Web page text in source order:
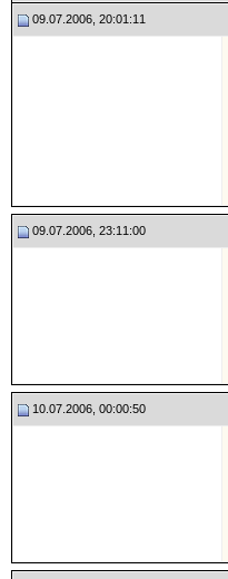
09.07.2006, 20:01:11
09.07.2006, 23:11:00
10.07.2006, 00:00:50